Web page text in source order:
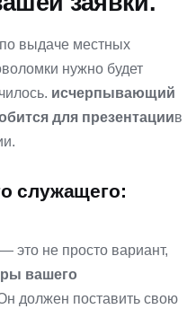
выдаче местных
нужно будет
исчерпывающий
для презентациив
служащего:
это не просто вариант,
вашего
должен поставить свою